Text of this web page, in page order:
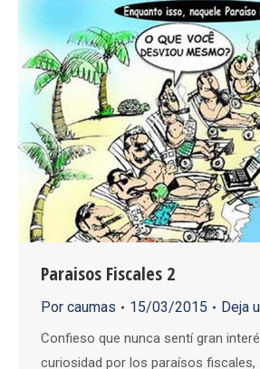
Paraisos Fiscales 2
Por caumas 15/03/2015 Deja
Confieso que nunca sentí gran
curiosidad por los paraísos fiscales,